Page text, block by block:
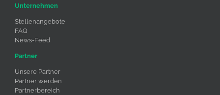
Unternehmen
Stellenangebote
FAQ
News-Feed
Partner
Unsere Partner
Partner werden
Partnerbereich